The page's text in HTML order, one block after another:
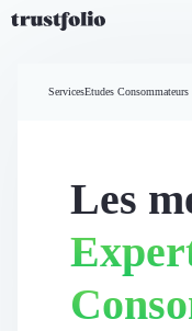
Widgets d'avis
Partage d’avis multicanal
Vidéo de témoignage
ServicesEtudes Consommateurs
Les